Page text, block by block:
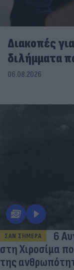
Διακοπές
διλήμματα
06.08.2026
ΣΑΝ ΣΗΜΕΡΑ
6
στη Χιροσίμα
της